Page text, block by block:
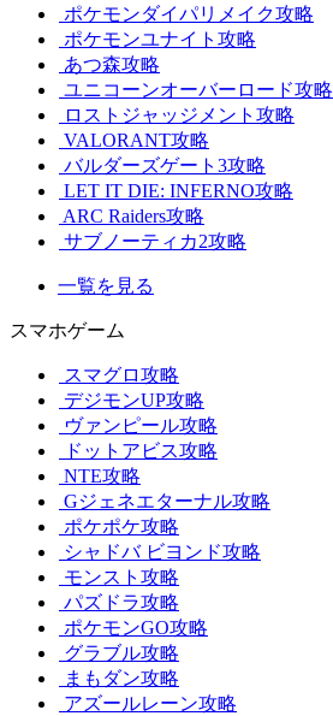
ポケモンダイパリメイク攻略
ポケモンユナイト攻略
あつ森攻略
ユニコーンオーバーロード攻略
ロストジャッジメント攻略
VALORANT攻略
バルダーズゲート3攻略
LET IT DIE: INFERNO攻略
ARC Raiders攻略
サブノーティカ2攻略
一覧を見る
スマホゲーム
スマグロ攻略
デジモンUP攻略
ヴァンピール攻略
ドットアビス攻略
NTE攻略
Gジェネエターナル攻略
ポケポケ攻略
シャドバ ビヨンド攻略
モンスト攻略
パズドラ攻略
ポケモンGO攻略
グラブル攻略
まもダン攻略
アズールレーン攻略